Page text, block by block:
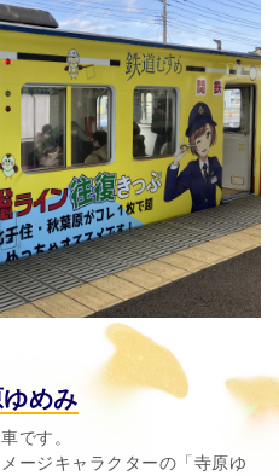
めみ
です。
ージキャラクターの「寺原ゆ